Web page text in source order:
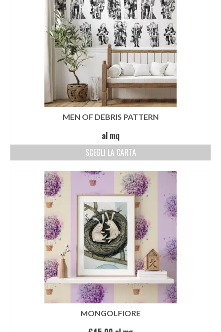
MEN OF DEBRIS PATTERN
al mq
SCEGLI LA CARTA
MONGOLFIORE